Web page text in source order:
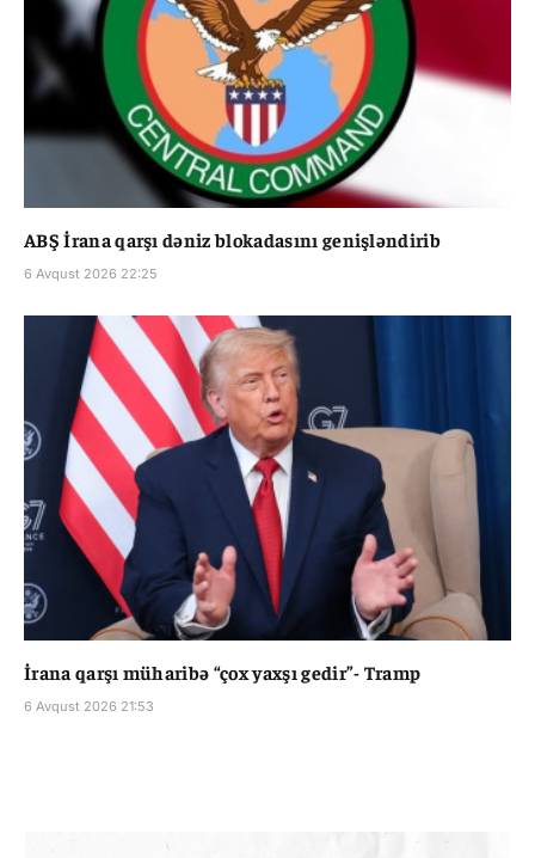
ABŞ İrana qarşı dəniz blokadasını genişləndirib
6 Avqust 2026 22:25
İrana qarşı müharibə “çox yaxşı gedir”- Tramp
6 Avqust 2026 21:53